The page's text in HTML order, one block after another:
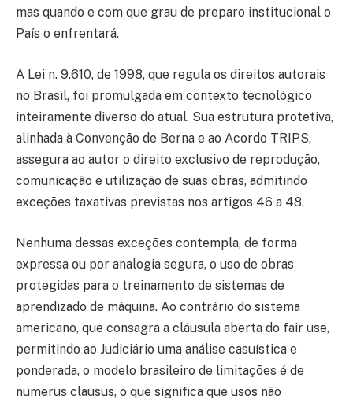
mas quando e com que grau de preparo institucional o
País o enfrentará.
A Lei n. 9.610, de 1998, que regula os direitos autorais
no Brasil, foi promulgada em contexto tecnológico
inteiramente diverso do atual. Sua estrutura protetiva,
alinhada à Convenção de Berna e ao Acordo TRIPS,
assegura ao autor o direito exclusivo de reprodução,
comunicação e utilização de suas obras, admitindo
exceções taxativas previstas nos artigos 46 a 48.
Nenhuma dessas exceções contempla, de forma
expressa ou por analogia segura, o uso de obras
protegidas para o treinamento de sistemas de
aprendizado de máquina. Ao contrário do sistema
americano, que consagra a cláusula aberta do fair use,
permitindo ao Judiciário uma análise casuística e
ponderada, o modelo brasileiro de limitações é de
numerus clausus, o que significa que usos não